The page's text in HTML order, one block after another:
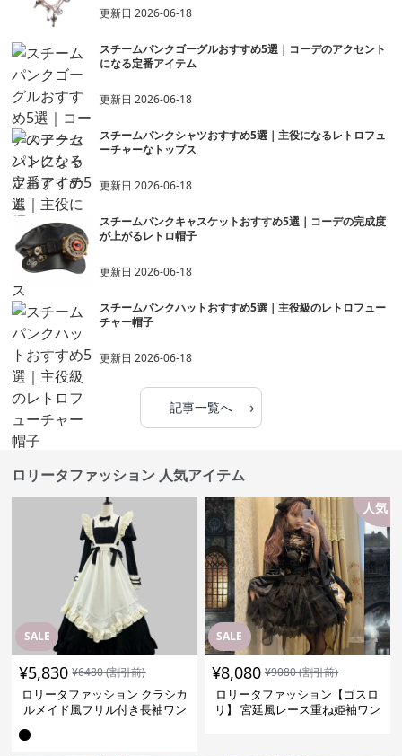
更新日2026-06-18
スチームパンクゴーグルおすすめ5選｜コーデのアクセント
になる定番アイテム
更新日2026-06-18
スチームパンクシャツおすすめ5選｜主役になるレトロフュ
ーチャーなトップス
更新日2026-06-18
スチームパンクキャスケットおすすめ5選｜コーデの完成度
が上がるレトロ帽子
更新日2026-06-18
スチームパンクハットおすすめ5選｜主役級のレトロフュー
チャー帽子
更新日2026-06-18
記事一覧へ ›
ロリータファッション 人気アイテム
SALE
¥5,830 ¥6480(割引前)
ロリータファッション クラシカ
ルメイド風フリル付き長袖ワン
SALE
人気
¥8,080 ¥9080(割引前)
ロリータファッション【ゴスロ
リ】 宮廷風レース重ね姫袖ワン